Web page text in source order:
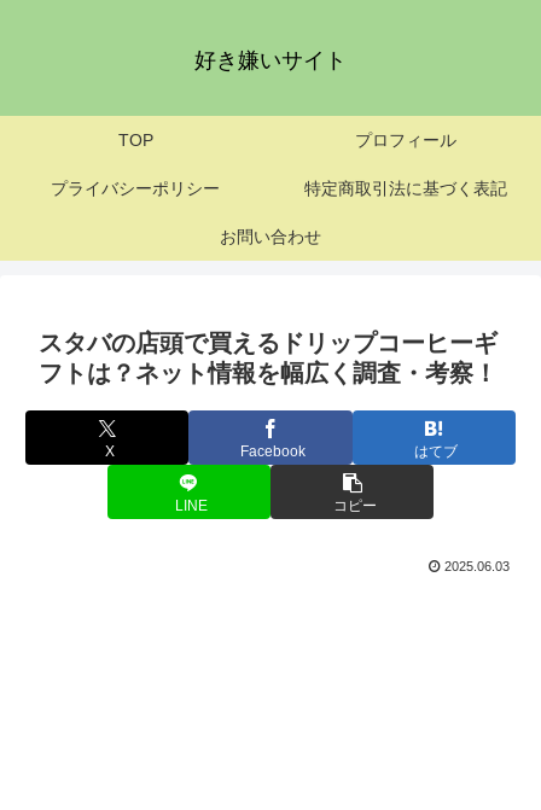
好き嫌いサイト
TOP プロフィール
プライバシーポリシー 特定商取引法に基づく表記
お問い合わせ
スタバの店頭で買えるドリップコーヒーギ
フトは？ネット情報を幅広く調査・考察！
X Facebook はてブ
LINE コピー
2025.06.03